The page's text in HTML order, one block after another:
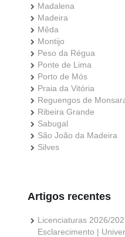
Madalena
Madeira
Mêda
Montijo
Peso da Régua
Ponte de Lima
Porto de Mós
Praia da Vitória
Reguengos de
Ribeira Grande
Sabugal
São João da Madeira
Silves
Artigos recentes
Licenciaturas 2026/
Esclarecimento |